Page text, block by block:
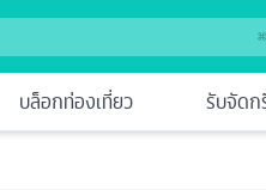
⌘
บล็อกท่องเที่ยว รับจัดก